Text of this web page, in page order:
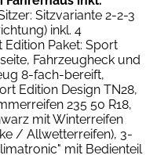
Sitzvariante 2-2-3
inkl. 4
Paket: Sport
Fahrzeugheck und
8-fach-bereift,
Edition Design TN28,
235 50 R18,
mit Winterreifen
/ Allwetterreifen), 3-
mit Bedienteil